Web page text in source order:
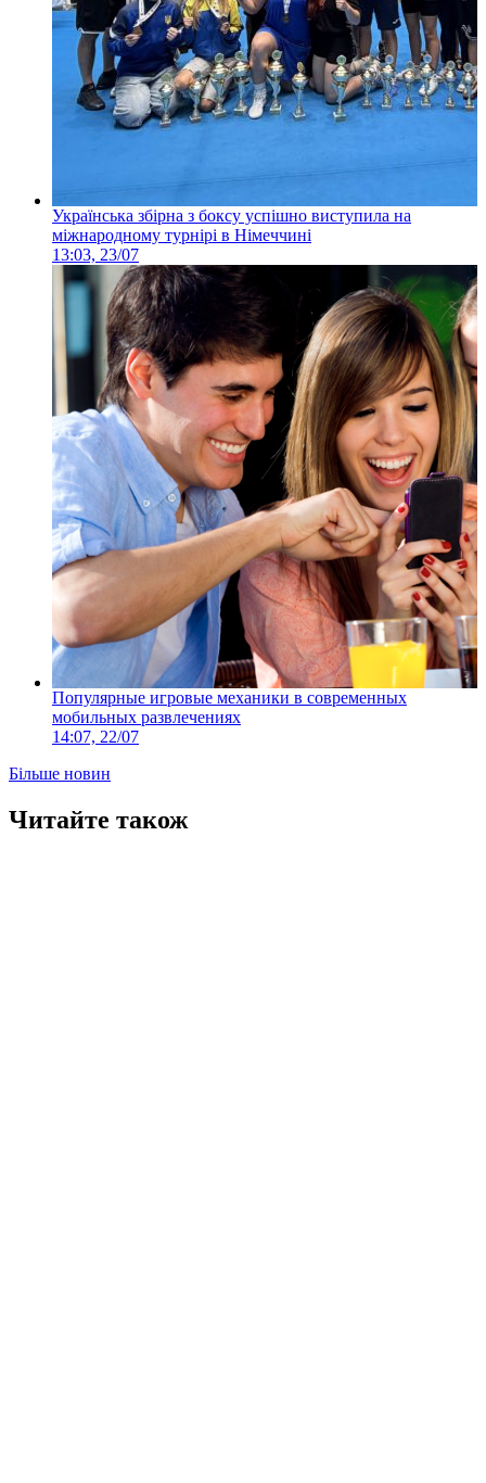
Українська збірна з боксу успішно виступила на
міжнародному турнірі в Німеччині
13:03, 23/07
Популярные игровые механики в современных
мобильных развлечениях
14:07, 22/07
Більше новин
Читайте також